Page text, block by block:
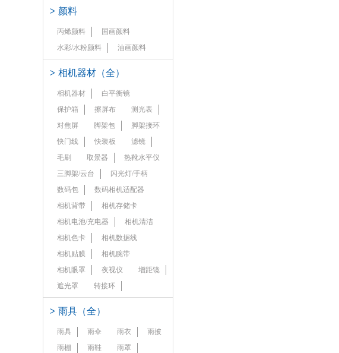
> 颜料
丙烯颜料
国画颜料
水彩/水粉颜料
油画颜料
> 相机器材（全）
相机器材
白平衡镜
保护箱
擦屏布
测光表
对焦屏
脚架包
脚架接环
快门线
快装板
滤镜
毛刷
取景器
热靴水平仪
三脚架/云台
闪光灯/手柄
数码包
数码相机适配器
相机背带
相机存储卡
相机电池/充电器
相机清洁
相机色卡
相机数据线
相机贴膜
相机腕带
相机眼罩
夜视仪
增距镜
遮光罩
转接环
> 雨具（全）
雨具 雨伞 雨衣
雨披
雨棚
雨鞋 雨罩